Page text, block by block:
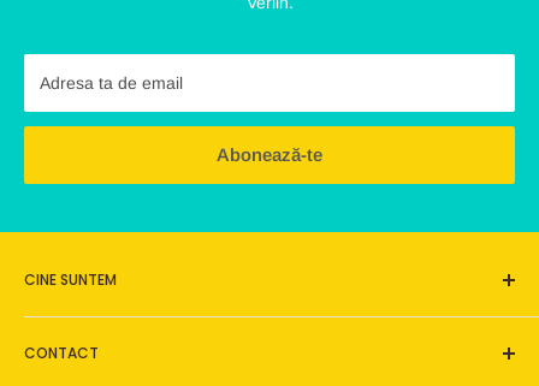
Adresa ta de email
Abonează-te
CINE SUNTEM
să îl construim frumos, dar mai ales este acel magazin online
CONTACT